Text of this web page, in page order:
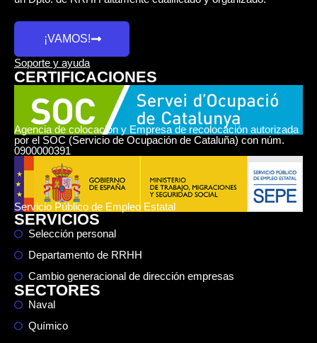
¡VAMOS!
Soporte y ayuda
CERTIFICACIONES
Agencia de colocación y Empresa de recolocación autorizada
por el SOC (Servicio de Ocupación de Cataluña) con núm.
0900000391
Servicio Público de Empleo Estatal
SERVICIOS
Selección personal
Departamento de RRHH
Cambio generacional de dirección empresas
SECTORES
Naval
Químico